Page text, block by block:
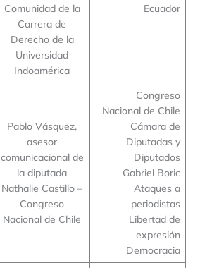
Comunidad de la
Carrera de
Derecho de la
Universidad
Indoamérica
Ecuador
Pablo Vásquez,
asesor
comunicacional de
la diputada
Nathalie Castillo –
Congreso
Nacional de Chile
Congreso
Nacional de Chile
Cámara de
Diputadas y
Diputados
Gabriel Boric
Ataques a
periodistas
Libertad de
expresión
Democracia